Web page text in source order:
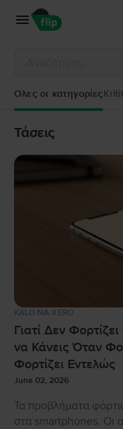
Ολες οι κατηγορίες
Τάσεις
KALO NA XERO
Γιατί Δεν
να Κάνεις Όταν
Φορτίζει Εντελώς
June 02, 2026
Τα προβλήματα
στα smartphones. Οι